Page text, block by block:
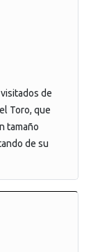
de
Toro, que
tamaño
de su